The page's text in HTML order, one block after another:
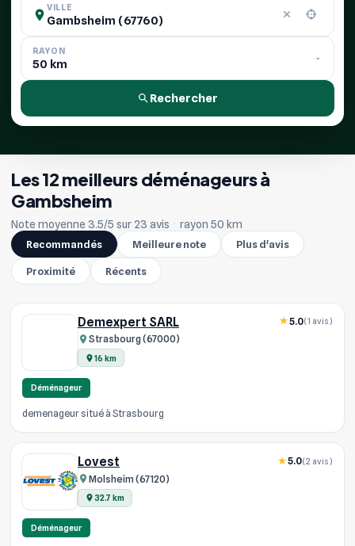
VILLE
RAYON
Rechercher
Les 12 meilleurs déménageurs à
Gambsheim
Note moyenne 3.5/5 sur 23 avis · rayon 50 km
Recommandés
Meilleure note Plus d'avis
Proximité Récents
Demexpert SARL
Strasbourg (67000)
16 km
5.0(1 avis)
Déménageur
demenageur situé à Strasbourg
Lovest
Molsheim (67120)
32.7 km
5.0(2 avis)
Déménageur